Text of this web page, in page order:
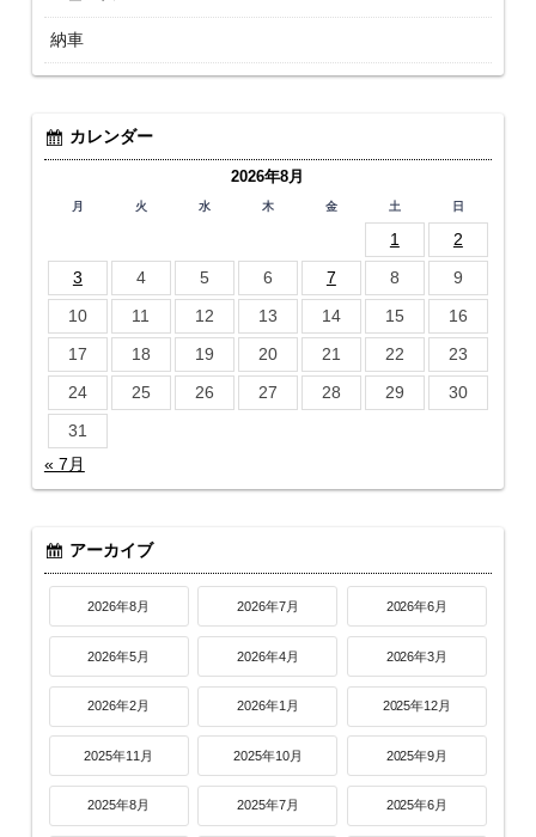
納車
カレンダー
2026年8月
月 火 水 木 金 土 日
1
2
3
4 5 6 7 8
9
10
11 12 13 14 15
16
17
18 19 20 21 22
23
24
25 26 27 28 29
30
31
« 7月
アーカイブ
2026年8月 2026年7月 2026年6月
2026年5月 2026年4月 2026年3月
2026年2月 2026年1月 2025年12月
2025年11月 2025年10月 2025年9月
2025年8月 2025年7月 2025年6月